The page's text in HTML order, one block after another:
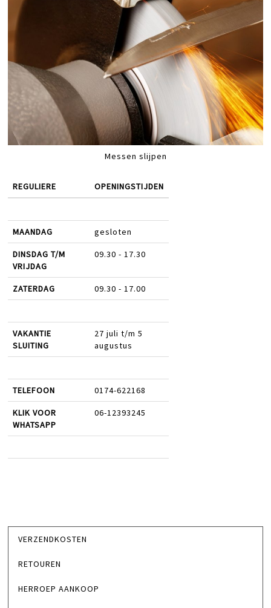
Messen slijpen
REGULIERE OPENINGSTIJDEN
MAANDAG gesloten
DINSDAG T/M
VRIJDAG
09.30 - 17.30
ZATERDAG 09.30 - 17.00
VAKANTIE
SLUITING
27 juli t/m 5
augustus
TELEFOON 0174-622168
KLIK VOOR
WHATSAPP
06-12393245
VERZENDKOSTEN
RETOUREN
HERROEP AANKOOP